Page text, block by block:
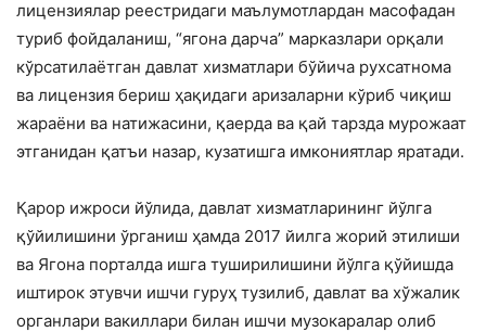
лицензиялар реестридаги маълумотлардан масофадан
туриб фойдаланиш, “ягона дарча” марказлари орқали
кўрсатилаётган давлат хизматлари бўйича рухсатнома
ва лицензия бериш ҳақидаги аризаларни кўриб чиқиш
жараёни ва натижасини, қаерда ва қай тарзда мурожаат
этганидан қатъи назар, кузатишга имкониятлар яратади.
Қарор ижроси йўлида, давлат хизматларининг йўлга
қўйилишини ўрганиш ҳамда 2017 йилга жорий этилиши
ва Ягона порталда ишга туширилишини йўлга қўйишда
иштирок этувчи ишчи гуруҳ тузилиб, давлат ва хўжалик
органлари вакиллари билан ишчи музокаралар олиб